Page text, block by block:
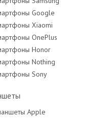
Google
Xiaomi
OnePlus
Honor
Nothing
Sony
Apple